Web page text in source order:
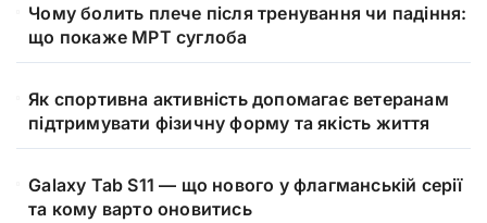
Чому болить плече після тренування чи падіння:
що покаже МРТ суглоба
Як спортивна активність допомагає ветеранам
підтримувати фізичну форму та якість життя
Galaxy Tab S11 — що нового у флагманській серії
та кому варто оновитись